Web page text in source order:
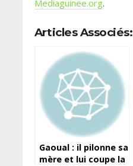
Mediaguinee.org.
Articles Associés:
Gaoual : il pilonne sa
mère et lui coupe la